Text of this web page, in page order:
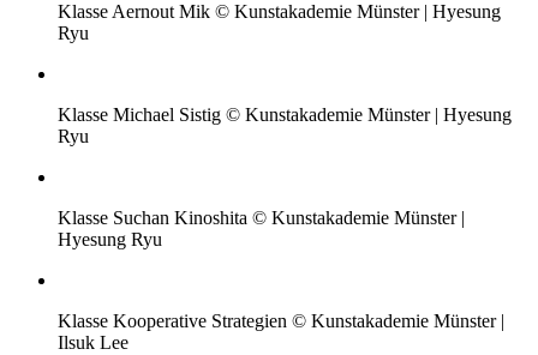
Klasse Aernout Mik © Kunstakademie Münster | Hyesung
Ryu
Klasse Michael Sistig © Kunstakademie Münster | Hyesung
Ryu
Klasse Suchan Kinoshita © Kunstakademie Münster |
Hyesung Ryu
Klasse Kooperative Strategien © Kunstakademie Münster |
Ilsuk Lee